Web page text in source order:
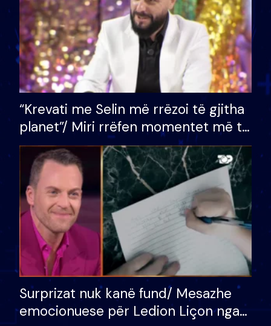
“Krevati me Selin më rrëzoi të gjitha
planet”/ Miri rrëfen momentet më të
bukura në shtëpinë e BB VIP: Do më
mungojë zilja e mëngjesit kur…
Surprizat nuk kanë fund/ Mesazhe
emocionuese për Ledion Liçon nga